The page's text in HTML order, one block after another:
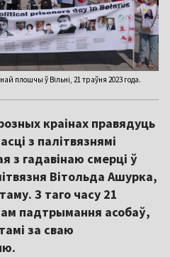
плошчы ў Вільні, 21 траўня 2023 года.
краінах правядуць
з палітвязнямі
з гадавінаю смерці ў
Вітольда Ашурка,
З таго часу 21
падтрымання асобаў,
за сваю